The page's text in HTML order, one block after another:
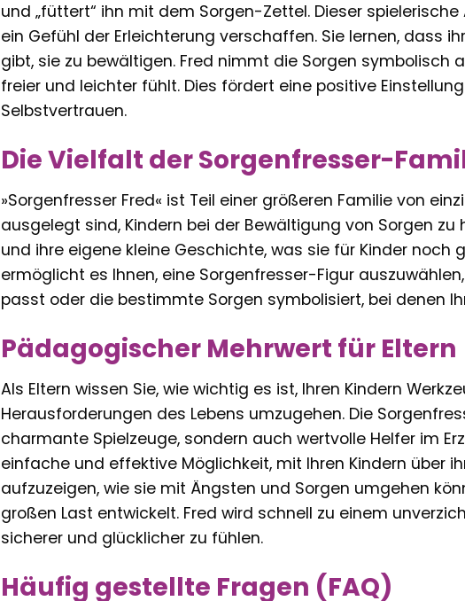
und „füttert“ ihn mit dem Sorgen-Zettel. Dieser
ein Gefühl der Erleichterung verschaffen. Sie lernen, dass
gibt, sie zu bewältigen. Fred nimmt die Sorgen symbolisch
freier und leichter fühlt. Dies fördert eine positive
Selbstvertrauen.
Die Vielfalt der Sorgenfresser-
»Sorgenfresser Fred« ist Teil einer größeren Familie von
ausgelegt sind, Kindern bei der Bewältigung von Sorgen
und ihre eigene kleine Geschichte, was sie für Kinder
ermöglicht es Ihnen, eine Sorgenfresser-Figur
passt oder die bestimmte Sorgen symbolisiert, bei denen
Pädagogischer Mehrwert für Eltern
Als Eltern wissen Sie, wie wichtig es ist, Ihren Kindern
Herausforderungen des Lebens umzugehen. Die
charmante Spielzeuge, sondern auch wertvolle Helfer im
einfache und effektive Möglichkeit, mit Ihren Kindern über
aufzuzeigen, wie sie mit Ängsten und Sorgen umgehen
großen Last entwickelt. Fred wird schnell zu einem
sicherer und glücklicher zu fühlen.
Häufig gestellte Fragen (FAQ)